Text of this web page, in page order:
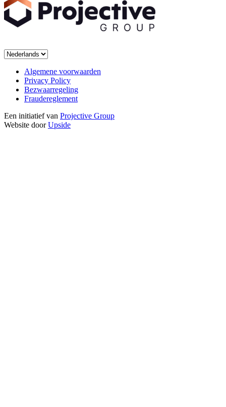
Algemene voorwaarden
Privacy Policy
Bezwaarregeling
Fraudereglement
Een initiatief van Projective Group
Website doorUpside